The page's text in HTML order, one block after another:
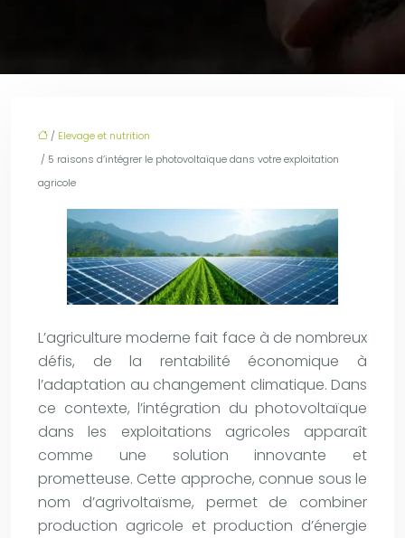
/ Elevage et nutrition
/ 5 raisons d’intégrer le photovoltaïque dans votre exploitation
agricole
L’agriculture moderne fait face à de nombreux
défis, de la rentabilité économique à
l’adaptation au changement climatique. Dans
ce contexte, l’intégration du photovoltaïque
dans les exploitations agricoles apparaît
comme une solution innovante et
prometteuse. Cette approche, connue sous le
nom d’agrivoltaïsme, permet de combiner
production agricole et production d’énergie